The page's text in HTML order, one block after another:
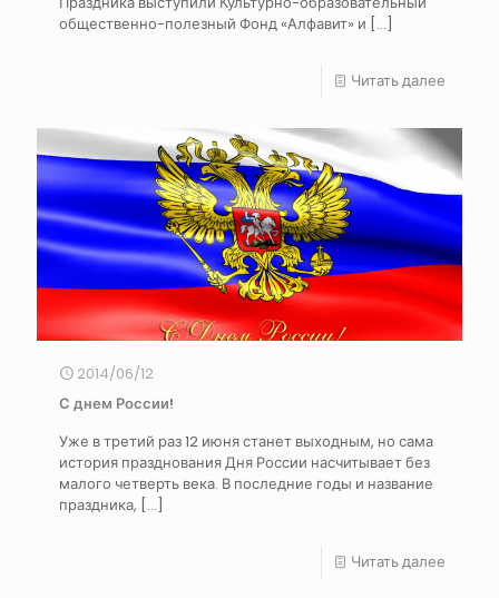
общественно-полезный Фонд «Алфавит» и […]
Читать далее
2014/06/12
С днем России!
Уже в третий раз 12 июня станет выходным, но сама
история празднования Дня России насчитывает без
малого четверть века. В последние годы и название
праздника, […]
Читать далее